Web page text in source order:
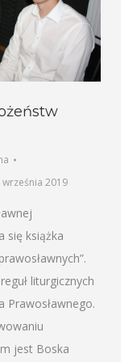
września 2019
się książka
liturgicznych
Prawosławnego.
jest Boska